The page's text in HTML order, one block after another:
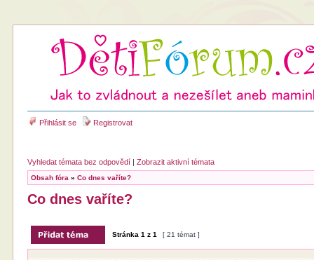
Přihlásit se Registrovat
Vyhledat témata bez odpovědí |Zobrazit aktivní témata
Obsah fóra »Co dnes vaříte?
Co dnes vaříte?
Stránka1 z1 [ 21 témat ]